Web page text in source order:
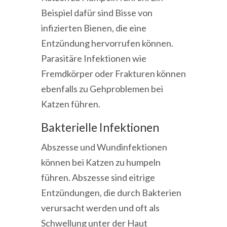
Beispiel dafür sind Bisse von
infizierten Bienen, die eine
Entzündung hervorrufen können.
Parasitäre Infektionen wie
Fremdkörper oder Frakturen können
ebenfalls zu Gehproblemen bei
Katzen führen.
Bakterielle Infektionen
Abszesse und Wundinfektionen
können bei Katzen zu humpeln
führen. Abszesse sind eitrige
Entzündungen, die durch Bakterien
verursacht werden und oft als
Schwellung unter der Haut